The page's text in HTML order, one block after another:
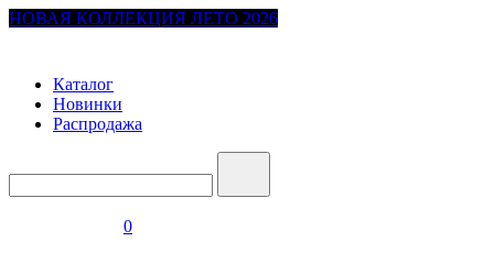
НОВАЯ КОЛЛЕКЦИЯ ЛЕТО 2026
Каталог
Новинки
Распродажа
0